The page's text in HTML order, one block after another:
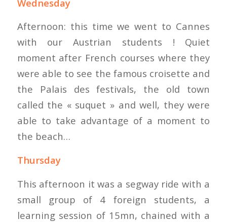
Wednesday
Afternoon: this time we went to Cannes
with our Austrian students ! Quiet
moment after French courses where they
were able to see the famous croisette and
the Palais des festivals, the old town
called the « suquet » and well, they were
able to take advantage of a moment to
the beach…
Thursday
This afternoon it was a segway ride with a
small group of 4 foreign students, a
learning session of 15mn, chained with a